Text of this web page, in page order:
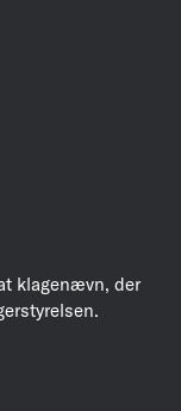
klagenævn, der